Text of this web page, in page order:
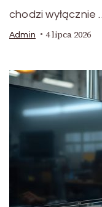
chodzi wyłącznie
Admin 4 lipca 2026